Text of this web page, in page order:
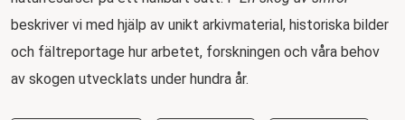
beskriver vi med hjälp av unikt arkivmaterial, historiska bilder
och fältreportage hur arbetet, forskningen och våra behov
av skogen utvecklats under hundra år.